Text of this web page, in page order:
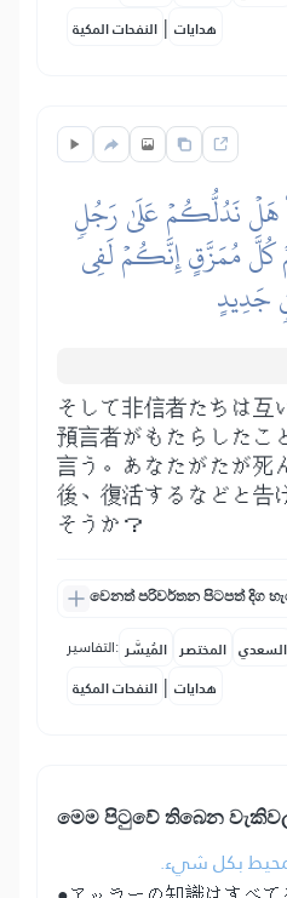
النفحات المكية | هدايات
هَلۡ نَدُلُّكُمۡ عَلَىٰ رَجُلٖ
كُلَّ مُمَزَّقٍ إِنَّكُمۡ لَفِي
جَدِيدٍ
そして非信者たちは互
預言者がもたらしたこ
言う。あなたがたが死
後、復活するなどと告
そうか？
වෙනත් පරිවර්තන පිටපත් දිග
التفاسير: المُيسَّر المختصر السعدي
النفحات المكية | هدايات
මෙ⁣ම පිටුවේ තිබෙන
بكل شيء.